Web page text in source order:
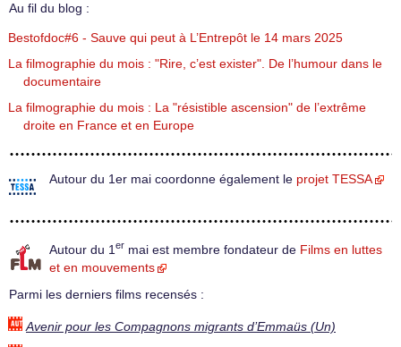
Au fil du blog :
Bestofdoc#6 - Sauve qui peut à L’Entrepôt le 14 mars 2025
La filmographie du mois : "Rire, c’est exister". De l’humour dans le
documentaire
La filmographie du mois : La "résistible ascension" de l’extrême
droite en France et en Europe
Autour du 1er mai coordonne également le projet TESSA
Autour du 1 er mai est membre fondateur de Films en luttes
et en mouvements
Parmi les derniers films recensés :
Avenir pour les Compagnons migrants d’Emmaüs (Un)